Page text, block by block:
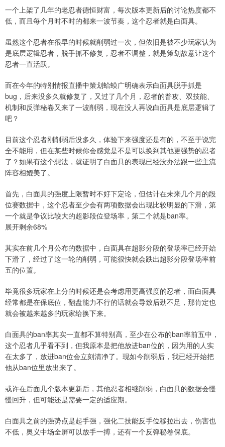
一个上架了几年的老忍者德恒财富，每次版本更新后的讨论热度都不
低，而且每个月时不时的都来一波节奏，这个忍者就是白面具。
虽然这个忍者在很早的时候就削弱过一次，但依旧是被不少玩家认为
是底层逻辑忍者，脱手抓不修复，忍者不调整，就是策划故意让这个
忍者一直活跃。
而在今年的特别情报直播中策划蛤蟆广明确表示白面具脱手抓是
bug，后来没多久就修复了，又过了几个月，忍者的普攻、双技能、
机制和反弹秘卷又来了一波削弱，现在没人再说白面具是底层逻辑了
吧？
目前这个忍者刚削弱后没多久，体验下来强度还是有的，不至于说完
全不能用，但在某些时候你会感觉是不是可以换到其他更强势的忍者
了？如果有这个想法，就证明了白面具的表现已经没办法跟一些主流
阵容相媲美了。
首先，白面具的强度上限暂时不好下定论，但估计在未来几个月的段
位赛数据中，这个忍者至少会有两项数据会出现比较明显的下滑，第
一个就是争议比较大的超影段位登场率，第二个就是ban率。
展开剩余68%
其实在前几个月公布的数据中，白面具在超影分段的登场率已经开始
下滑了，经过了这一轮的削弱，可能很快就会跌出超影分段登场率前
五的位置。
毕竟很多玩家在上分的时候还是会考虑用更高强度的忍者，而白面具
经常都是在保底位，翻盘能力不行的话就会导致后劲不足，那肯定也
就会被越来越多的玩家给换下来。
白面具的ban率其实一直都不算特别高，至少在公布的ban率前五中，
这个忍者几乎看不到，但我原本是把他放进ban位的，因为用的人实
在太多了，放进ban位会立刻清净了。现如今削弱后，我已经开始把
他从ban位里放出来了。
或许在后面几个版本更新后，其他忍者相继削弱，白面具的数据会慢
慢回升，但可能还是需要一定的适应期。
白面具之前的强势点是起手强，强化二技能反手位移拉出去，伤害也
不低，奥义中场全屏可以放手一搏，还有一个反弹秘卷保底。